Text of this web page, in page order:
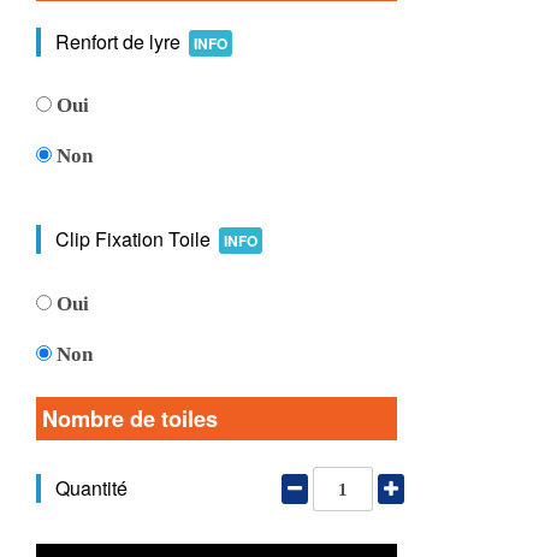
Renfort de lyre INFO
Oui
Non
Clip Fixation Toile INFO
Oui
Non
Nombre de toiles
Quantité